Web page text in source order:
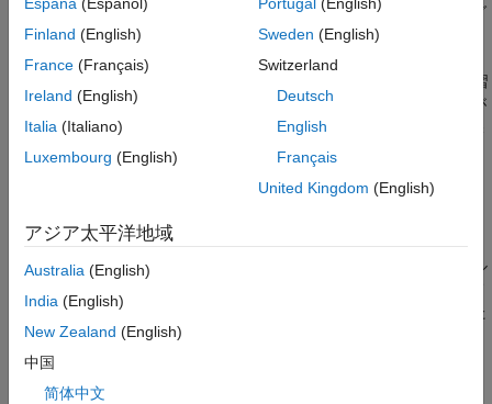
には最後の 4 つのグループの観測値が使用され、1 番目のグ
ループの観測値は検証用に確保されます。
に格納されている) 2 番目のモデルの学習
には、1 番目のグループと最後の 3 つのグループの観測値が
使用されます。2 番目のグループの観測値は、検証用に確保
されます。
3 番目、4 番目および 5 番目のモデルに対しても同様に続け
kfoldPredictを使用して検証する場合、モデル
を使用してグル
れの観測値に対する応答は、その観測値を使用せずに学習させた
モデルによって推定されます。
作成
Finland (English)
France (Français)
Ireland (English)
Italia (Italiano)
Luxembourg (English)
Sweden (English)
Switzerland
Deutsch
English
Français
United Kingdom (English)
アジア太平洋地域
Australia (English)
India (English)
New Zealand (English)
中国
简体中文